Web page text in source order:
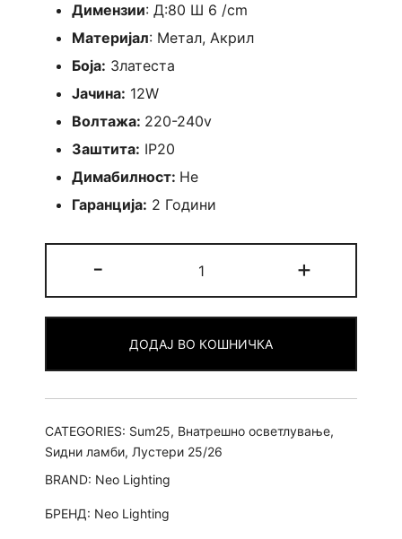
Димензии: Д:80 Ш 6 /cm
Материјал: Метал, Акрил
Боја: Златеста
Јачина: 12W
Волтажа: 220-240v
Заштита: IP20
Димабилност: Не
Гаранција: 2 Години
-
Sti-
Brass
quantity
+
ДОДАЈ ВО КОШНИЧКА
CATEGORIES: Sum25, Внатрешно осветлување,
Ѕидни ламби, Лустери 25/26
BRAND: Neo Lighting
БРЕНД: Neo Lighting